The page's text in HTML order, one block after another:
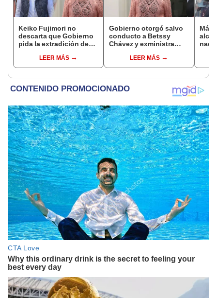
Keiko Fujimori no
descarta que Gobierno
pida la extradición de
dentro de nuestras
facultades"
LEER MÁS
Gobierno otorgó salvo
conducto a Betssy
Chávez y exministra
madrugadaLEER MÁS
Más